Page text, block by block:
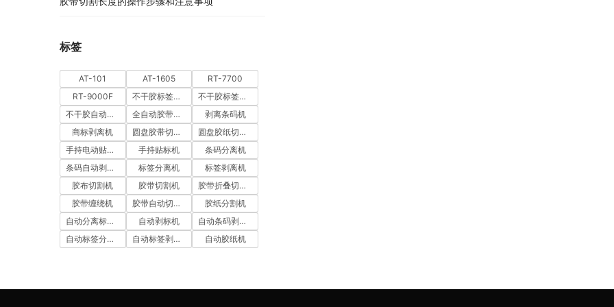
标签
AT-101 AT-1605
RT-7700
RT-9000F
不干胶标签分离机
不干胶标签剥离机
不干胶自动剥离机
全自动胶带切割机
剥离条码机
商标剥离机
圆盘胶带切割机
圆盘胶纸切割机
手持电动贴标机
手持贴标机
条码分离机
条码自动剥离机
标签分离机
标签剥离机
胶布切割机
胶带切割机
胶带折叠切割机
胶带缠绕机
胶带自动切割机
胶纸分割机
自动分离标签机
自动剥标机
自动条码剥离机
自动标签分离机
自动标签剥离机 自动胶纸机